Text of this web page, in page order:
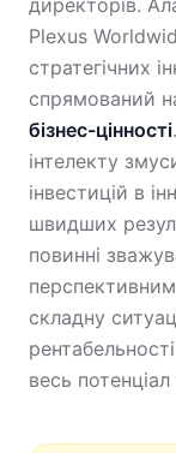
директорів.
Plexus
стратегічних
спрямований
бізнес-цінності
інтелекту
інвестицій в
швидших
повинні
складну
весь